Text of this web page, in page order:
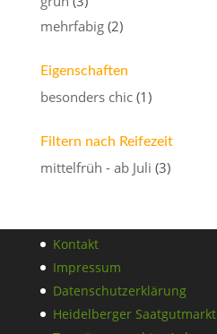
mehrfabig (2)
Eigenschaften
besonders chic (1)
Filtern nach Reifezeit
mittelfrüh - ab Juli (3)
Kontakt
Impressum
Datenschutzerklärung
Heidelberger Saatgutmarkt